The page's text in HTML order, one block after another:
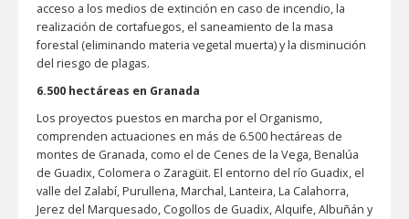
acceso a los medios de extinción en caso de incendio, la
realización de cortafuegos, el saneamiento de la masa
forestal (eliminando materia vegetal muerta) y la disminución
del riesgo de plagas.
6.500 hectáreas en Granada
Los proyectos puestos en marcha por el Organismo,
comprenden actuaciones en más de 6.500 hectáreas de
montes de Granada, como el de Cenes de la Vega, Benalúa
de Guadix, Colomera o Zaragüit. El entorno del río Guadix, el
valle del Zalabí, Purullena, Marchal, Lanteira, La Calahorra,
Jerez del Marquesado, Cogollos de Guadix, Alquife, Albuñán y